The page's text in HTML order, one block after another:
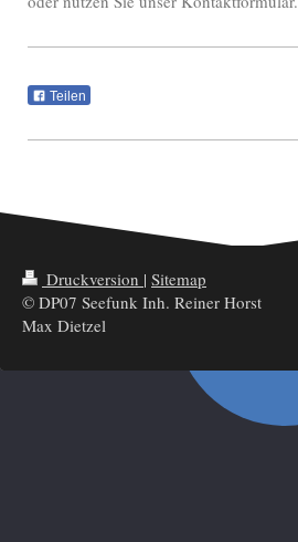
Teilen
Druckversion | Sitemap
© DP07 Seefunk Inh. Reiner Horst
Max Dietzel